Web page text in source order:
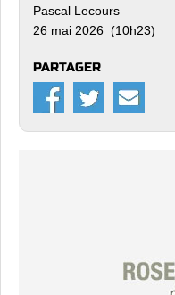
Pascal Lecours
26 mai 2026 (10h23)
PARTAGER